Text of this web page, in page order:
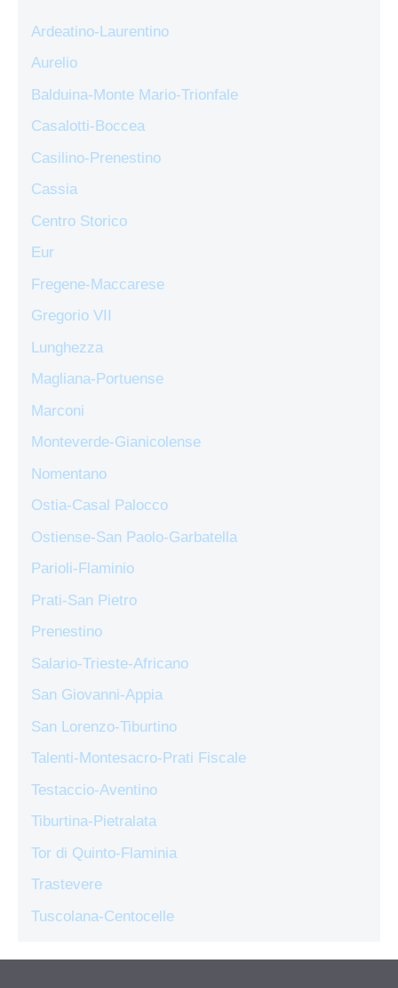
Ardeatino-Laurentino
Aurelio
Balduina-Monte Mario-Trionfale
Casalotti-Boccea
Casilino-Prenestino
Cassia
Centro Storico
Eur
Fregene-Maccarese
Gregorio VII
Lunghezza
Magliana-Portuense
Marconi
Monteverde-Gianicolense
Nomentano
Ostia-Casal Palocco
Ostiense-San Paolo-Garbatella
Parioli-Flaminio
Prati-San Pietro
Prenestino
Salario-Trieste-Africano
San Giovanni-Appia
San Lorenzo-Tiburtino
Talenti-Montesacro-Prati Fiscale
Testaccio-Aventino
Tiburtina-Pietralata
Tor di Quinto-Flaminia
Trastevere
Tuscolana-Centocelle